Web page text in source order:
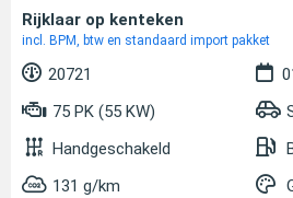
Rijklaar op kenteken
incl. BPM, btw en standaard import pakket
20721
75 PK (55 KW)
Handgeschakeld
131 g/km